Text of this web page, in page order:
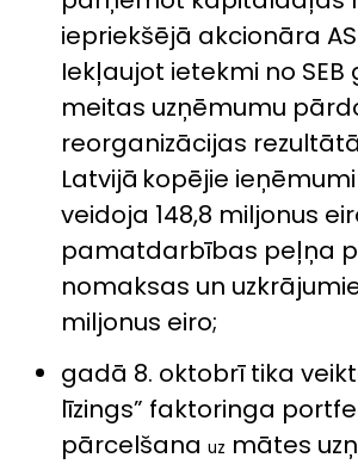
iepriekšējā akcionāra
Iekļaujot ietekmi no SEB
meitas uzņēmumu
reorganizācijas
Latvijā kopējie
veidoja 148,8 miljonus
pamatdarbības peļņa
nomaksas un
miljonus eiro;
gadā 8. oktobrī tika
līzings” faktoringa
pārcelšanauz mātes